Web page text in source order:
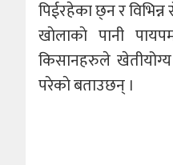
पिईरहेका छ्न र
खाेलाकाे पानी
किसानहरुले
परेकाे बताउछन् ।